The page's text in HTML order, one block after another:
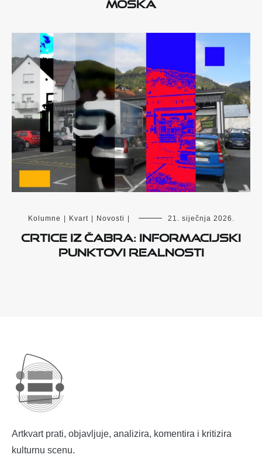
Kolumne Kvart Novosti 21. siječnja 2026.
Crtice iz Čabra: Informacijski
punktovi realnosti
Artkvart prati, objavljuje, analizira, komentira i kritizira
kulturnu scenu.